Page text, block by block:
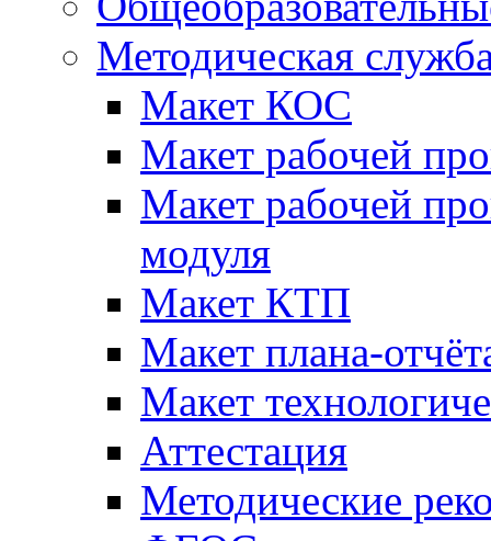
Методическая
Макет КОС
Макет рабочей
Макет рабочей
модуля
Макет КТП
Макет плана-
Макет
Аттестация
Методические